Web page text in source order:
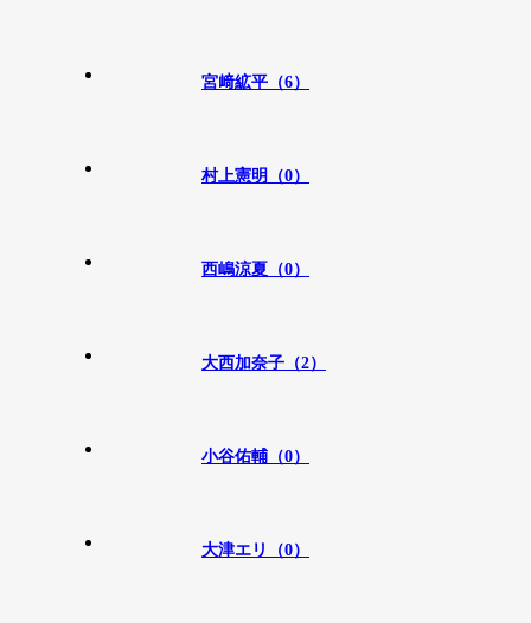
宮﨑絋平（6）
村上憲明（0）
西嶋涼夏（0）
大西加奈子（2）
小谷佑輔（0）
大津エリ（0）